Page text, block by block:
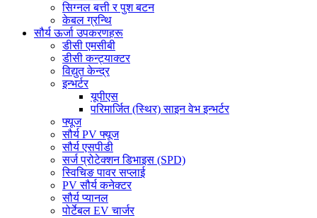
सिग्नल बत्ती र पुश बटन
केबल ग्रन्थि
सौर्य ऊर्जा उपकरणहरू
डीसी एमसीबी
डीसी कन्ट्याक्टर
विद्युत केन्द्र
इन्भर्टर
यूपीएस
परिमार्जित (स्थिर) साइन वेभ इन्भर्टर
फ्यूज
सौर्य PV फ्यूज
सौर्य एसपीडी
सर्ज प्रोटेक्शन डिभाइस (SPD)
स्विचिङ पावर सप्लाई
PV सौर्य कनेक्टर
सौर्य प्यानल
पोर्टेबल EV चार्जर